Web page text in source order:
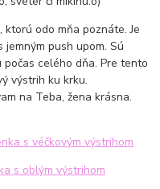
odo mňa poznáte. Je
push upom. Sú
celého dňa. Pre tento
výstrih ku krku.
na Teba, žena krásna.
s véčkovým výstrihom
s oblým výstrihom